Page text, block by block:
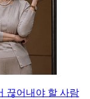
끊어내야 할 사람